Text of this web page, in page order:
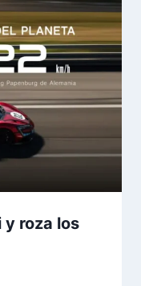
y roza los